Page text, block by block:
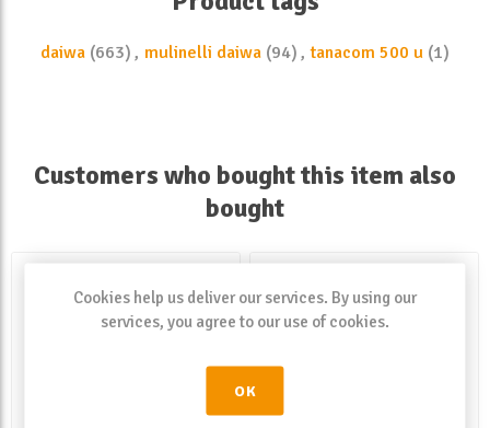
daiwa (663) , mulinelli daiwa (94) , tanacom 500 u (1)
Customers who bought this item also
bought
Cookies help us deliver our services. By using our
services, you agree to our use of cookies.
OK